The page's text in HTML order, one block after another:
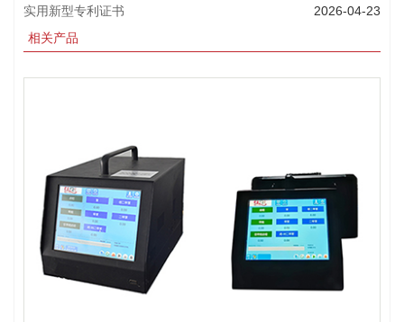
实用新型专利证书
2026-04-23
相关产品